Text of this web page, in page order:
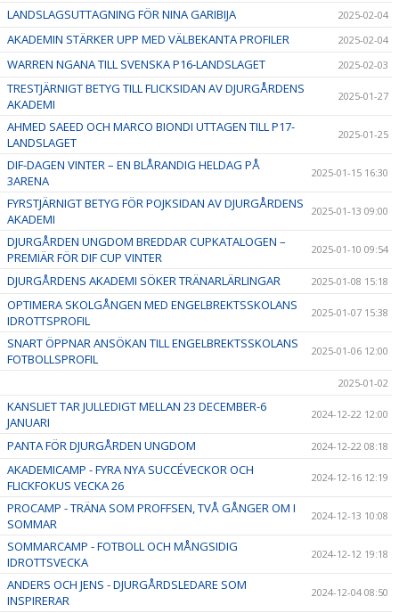
LANDSLAGSUTTAGNING FÖR NINA GARIBIJA 2025-02-04
AKADEMIN STÄRKER UPP MED VÄLBEKANTA PROFILER 2025-02-04
WARREN NGANA TILL SVENSKA P16-LANDSLAGET 2025-02-03
TRESTJÄRNIGT BETYG TILL FLICKSIDAN AV DJURGÅRDENS
AKADEMI
2025-01-27
AHMED SAEED OCH MARCO BIONDI UTTAGEN TILL P17-
LANDSLAGET
2025-01-25
DIF-DAGEN VINTER – EN BLÅRANDIG HELDAG PÅ
3ARENA
2025-01-15 16:30
FYRSTJÄRNIGT BETYG FÖR POJKSIDAN AV DJURGÅRDENS
AKADEMI
2025-01-13 09:00
DJURGÅRDEN UNGDOM BREDDAR CUPKATALOGEN –
PREMIÄR FÖR DIF CUP VINTER
2025-01-10 09:54
DJURGÅRDENS AKADEMI SÖKER TRÄNARLÄRLINGAR 2025-01-08 15:18
OPTIMERA SKOLGÅNGEN MED ENGELBREKTSSKOLANS
IDROTTSPROFIL
2025-01-07 15:38
SNART ÖPPNAR ANSÖKAN TILL ENGELBREKTSSKOLANS
FOTBOLLSPROFIL
2025-01-06 12:00
2025-01-02
KANSLIET TAR JULLEDIGT MELLAN 23 DECEMBER-6
JANUARI
2024-12-22 12:00
PANTA FÖR DJURGÅRDEN UNGDOM 2024-12-22 08:18
AKADEMICAMP - FYRA NYA SUCCÉVECKOR OCH
FLICKFOKUS VECKA 26
2024-12-16 12:19
PROCAMP - TRÄNA SOM PROFFSEN, TVÅ GÅNGER OM I
SOMMAR
2024-12-13 10:08
SOMMARCAMP - FOTBOLL OCH MÅNGSIDIG
IDROTTSVECKA
2024-12-12 19:18
ANDERS OCH JENS - DJURGÅRDSLEDARE SOM
INSPIRERAR
2024-12-04 08:50